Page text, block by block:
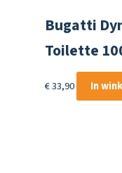
Bugatti
Toilette
€33,90 In